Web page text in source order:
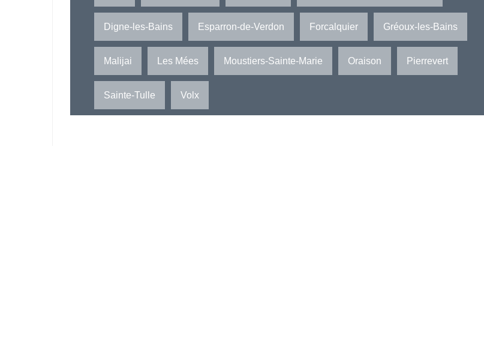
Digne-les-Bains Esparron-de-Verdon Forcalquier Gréoux-les-Bains
Malijai Les Mées Moustiers-Sainte-Marie Oraison Pierrevert
Sainte-Tulle Volx